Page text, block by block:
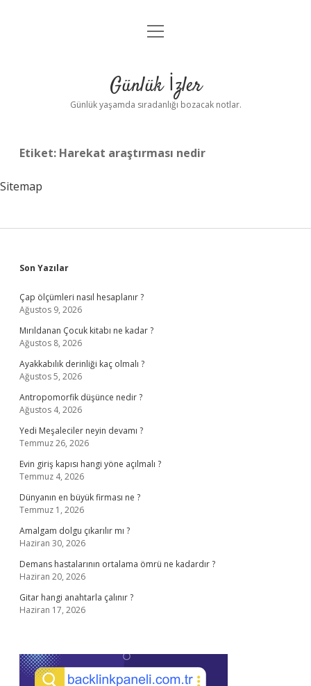
Anasayfa
Yasal Uyarı
menüyü
Günlük İzler
Günlük yaşamda sıradanlığı bozacak notlar.
Etiket: Harekat araştırması nedir
Sitemap
Sidebar
Son Yazılar
Çap ölçümleri nasıl hesaplanır ?
Ağustos 9, 2026
Mırıldanan Çocuk kitabı ne kadar ?
Ağustos 8, 2026
Ayakkabılık derinliği kaç olmalı ?
Ağustos 5, 2026
Antropomorfik düşünce nedir ?
Ağustos 4, 2026
Yedi Meşaleciler neyin devamı ?
Temmuz 26, 2026
Evin giriş kapısı hangi yöne açılmalı ?
Temmuz 4, 2026
Dünyanın en büyük firması ne ?
Temmuz 1, 2026
Amalgam dolgu çıkarılır mı ?
Haziran 30, 2026
Demans hastalarının ortalama ömrü ne kadardır ?
Haziran 20, 2026
Gitar hangi anahtarla çalınır ?
Haziran 17, 2026